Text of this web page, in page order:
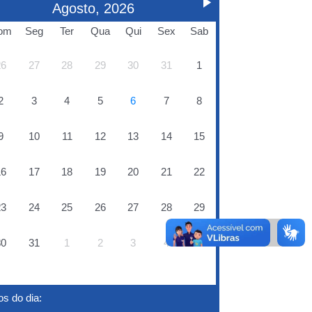
Agosto, 2026
Seg Ter Qua Qui Sex Sab
27 28 29 30 31 1
3 4 5 6 7 8
10 11 12 13 14 15
17 18 19 20 21 22
24 25 26 27 28 29
31 1 2 3 4 5
do dia: